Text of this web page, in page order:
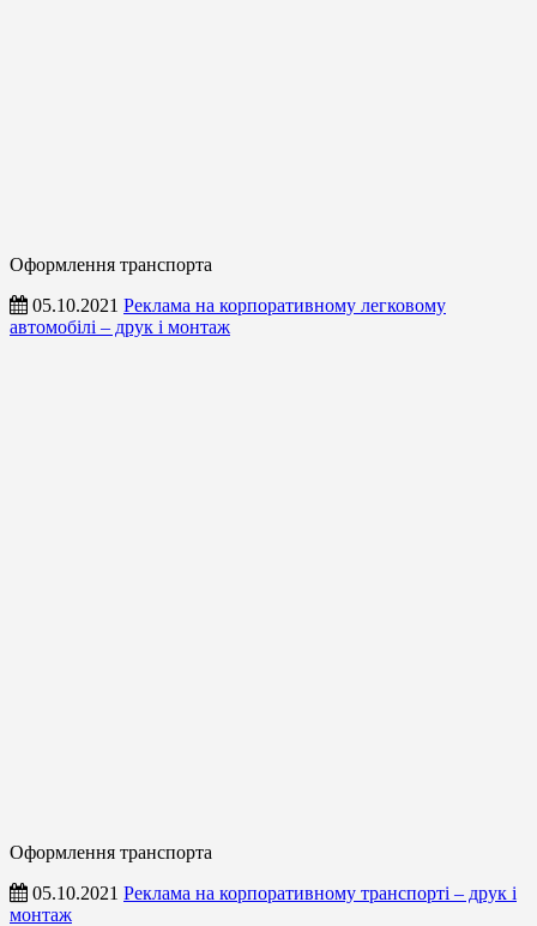
Оформлення транспорта
05.10.2021 Реклама на корпоративному легковому
автомобілі – друк і монтаж
Оформлення транспорта
05.10.2021 Реклама на корпоративному транспорті – друк і
монтаж